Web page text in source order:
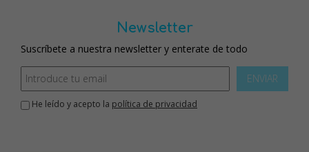
Newsletter
Suscríbete a nuestra newsletter y enterate de todo
ENVIAR
He leído y acepto la política de privacidad